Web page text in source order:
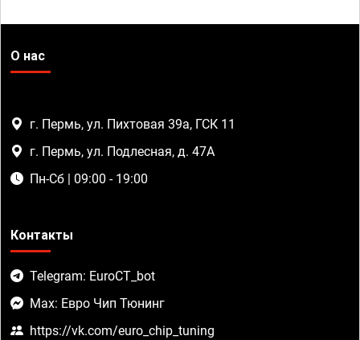
О нас
г. Пермь, ул. Пихтовая 39а, ГСК 11
г. Пермь, ул. Подлесная, д. 47А
Пн-Сб | 09:00 - 19:00
Контакты
Telegram: EuroCT_bot
Max: Евро Чип Тюнинг
https://vk.com/euro_chip_tuning